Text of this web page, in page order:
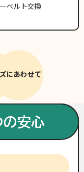
ベルト交換
にあわせて
安心